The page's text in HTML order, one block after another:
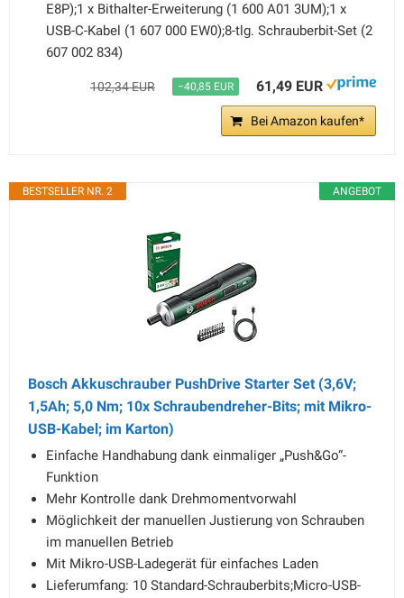
E8P);1 x Bithalter-Erweiterung (1 600 A01 3UM);1 x
USB-C-Kabel (1 607 000 EW0);8-tlg. Schrauberbit-Set (2
607 002 834)
102,34 EUR −40,85 EUR 61,49 EUR
Bei Amazon kaufen*
ANGEBOT
BESTSELLER NR. 2
Bosch Akkuschrauber PushDrive Starter Set (3,6V;
1,5Ah; 5,0 Nm; 10x Schraubendreher-Bits; mit Mikro-
USB-Kabel; im Karton)
Einfache Handhabung dank einmaliger „Push&Go“-
Funktion
Mehr Kontrolle dank Drehmomentvorwahl
Möglichkeit der manuellen Justierung von Schrauben
im manuellen Betrieb
Mit Mikro-USB-Ladegerät für einfaches Laden
Lieferumfang: 10 Standard-Schrauberbits;Micro-USB-